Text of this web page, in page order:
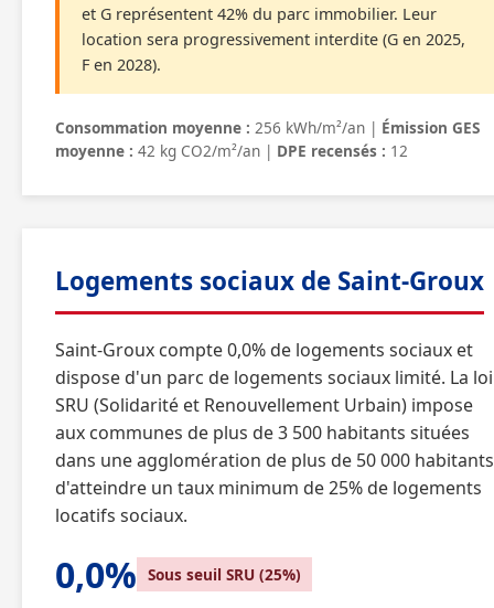
et G représentent 42% du parc immobilier. Leur
location sera progressivement interdite (G en 2025,
F en 2028).
Consommation moyenne : 256 kWh/m²/an | Émission GES
moyenne : 42 kg CO2/m²/an | DPE recensés : 12
Logements sociaux de Saint-Groux
Saint-Groux compte 0,0% de logements sociaux et
dispose d'un parc de logements sociaux limité. La loi
SRU (Solidarité et Renouvellement Urbain) impose
aux communes de plus de 3 500 habitants situées
dans une agglomération de plus de 50 000 habitants
d'atteindre un taux minimum de 25% de logements
locatifs sociaux.
0,0% Sous seuil SRU (25%)